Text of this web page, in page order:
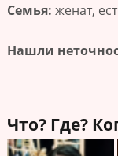
Семья: женат,
Нашли
Что? Где?